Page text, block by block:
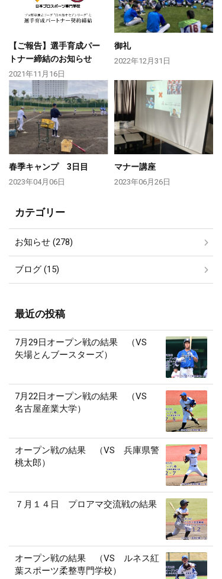
【ご報告】選手育成パー
トナー締結のお知らせ
2021年11月16日
御礼
2022年12月31日
春季キャンプ 3日目
2023年04月06日
マナー講座
2023年06月26日
カテゴリー
お知らせ (278)
ブログ (15)
最近の投稿
7月29日オープン戦の結果 （VS
矢場とんブースターズ）
7月22日オープン戦の結果 （VS
名古屋産業大学）
オープン戦の結果 （VS 兵庫県警
桃太郎）
７月１４日 プロアマ交流戦の結果
オープン戦の結果 （VS ルネス紅
葉スポーツ柔整専門学校）